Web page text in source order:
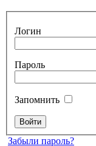
Логин
Пароль
Запомнить
Забыли пароль?